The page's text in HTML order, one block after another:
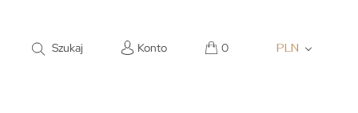
Szukaj Konto 0 PLN